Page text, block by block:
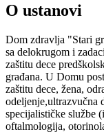
O ustanovi
Dom zdravlja "Stari
sa delokrugom i
zaštitu dece
građana. U Domu
zaštitu dece, žena,
odeljenje,ultrazvučna
specijalističke službe
oftalmologija,